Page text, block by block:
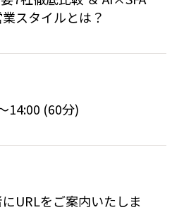
スタイルとは？
14:00 (60分)
URLをご案内いたしま